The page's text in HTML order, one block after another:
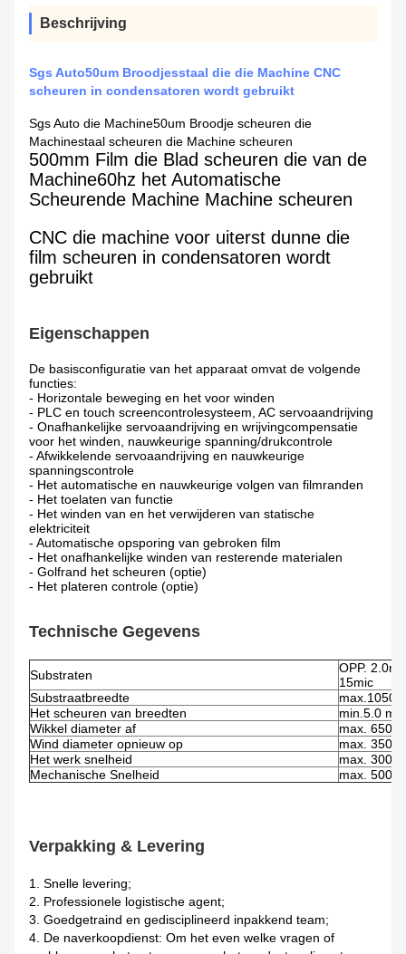
Beschrijving
Sgs Auto50um Broodjesstaal die die Machine CNC
scheuren in condensatoren wordt gebruikt
Sgs Auto die Machine50um Broodje scheuren die
Machinestaal scheuren die Machine scheuren
500mm Film die Blad scheuren die van de
Machine60hz het Automatische
Scheurende Machine Machine scheuren
CNC die machine voor uiterst dunne die
film scheuren in condensatoren wordt
gebruikt
Eigenschappen
De basisconfiguratie van het apparaat omvat de volgende
functies:
- Horizontale beweging en het voor winden
- PLC en touch screencontrolesysteem, AC servoaandrijving
- Onafhankelijke servoaandrijving en wrijvingcompensatie
voor het winden, nauwkeurige spanning/drukcontrole
- Afwikkelende servoaandrijving en nauwkeurige
spanningscontrole
- Het automatische en nauwkeurige volgen van filmranden
- Het toelaten van functie
- Het winden van en het verwijderen van statische
elektriciteit
- Automatische opsporing van gebroken film
- Het onafhankelijke winden van resterende materialen
- Golfrand het scheuren (optie)
- Het plateren controle (optie)
Technische Gegevens
Substraten
OPP.
15mic
Substraatbreedte
Het scheuren van breedten
min.5.0 mm
Wikkel diameter af
max. 650
Wind diameter opnieuw op
max. 350
Het werk snelheid
max. 300
Mechanische Snelheid
max.
Verpakking & Levering
1. Snelle levering;
2. Professionele logistische agent;
3. Goedgetraind en gedisciplineerd inpakkend team;
4. De naverkoopdienst: Om het even welke vragen of